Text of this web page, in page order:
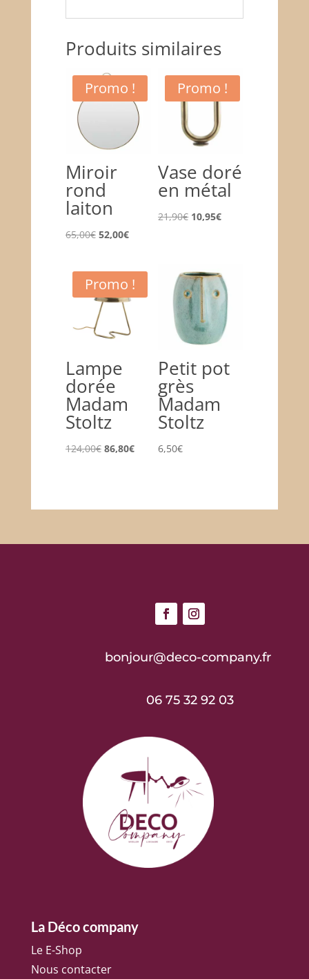
Produits similaires
Promo !
Miroir
rond
laiton
65,00€ Le
initial
était :
65,00€.
52,00€Le
actuel
est :
52,00€.
Promo !
Vase doré
en métal
21,90€ Le
était :
21,90€.
10,95€Le
10,95€.
Promo !
Lampe
dorée
Madam
Stoltz
124,00€ Le
86,80€Le
Petit pot
grès
Madam
Stoltz
6,50€
bonjour@deco-company.fr
06 75 32 92 03
La Déco company
Le E-Shop
Nous contacter